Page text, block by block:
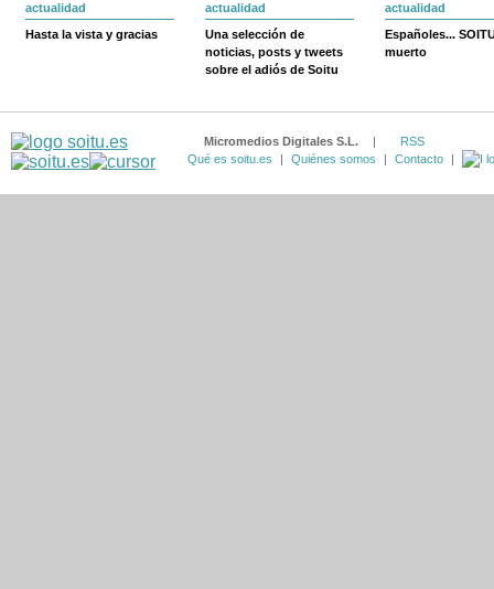
actualidad
Hasta la vista y gracias
actualidad
Una selección de
noticias, posts y tweets
sobre el adiós de Soitu
actualidad
Españoles...
muerto
Micromedios Digitales S.L. |
RSS
Qué es soitu.es
| Quiénes somos | Contacto |